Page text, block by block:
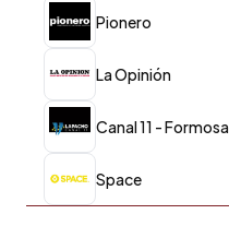
Pionero
La Opinión
Canal 11 - Formosa
Space